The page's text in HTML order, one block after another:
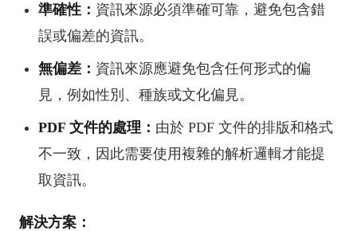
準確性： 資訊來源必須準確可靠，避免包含錯
誤或偏差的資訊。
無偏差： 資訊來源應避免包含任何形式的偏
見，例如性別、種族或文化偏見。
PDF 文件的處理： 由於 PDF 文件的排版和格式
不一致，因此需要使用複雜的解析邏輯才能提
取資訊。
解決方案：